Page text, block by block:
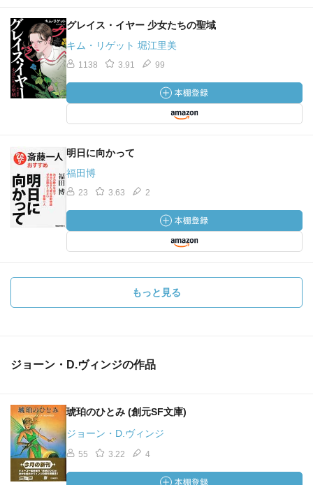
グレイス・イヤー 少女たちの聖域
キム・リゲット 堀江里美
1138 3.91 99
明日に向かって
福田博
23 3.63 2
もっと見る
ジョーン・D.ヴィンジの作品
琥珀のひとみ (創元SF文庫)
ジョーン・D.ヴィンジ
55 3.22 4